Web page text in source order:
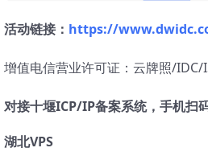
活动链接： https://
增值电信营业许可证：云牌照/IDC/
对接十堰ICP/IP备案系统，手机扫
湖北VPS